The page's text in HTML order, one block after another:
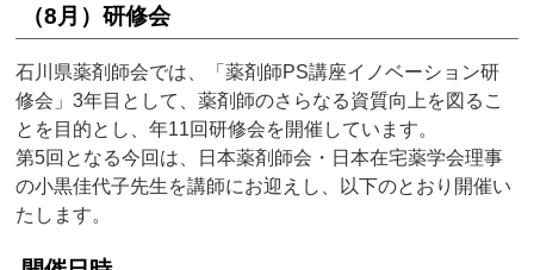
（8月）研修会
石川県薬剤師会では、「薬剤師PS講座イノベーション研
修会」3年目として、薬剤師のさらなる資質向上を図るこ
とを目的とし、年11回研修会を開催しています。
第5回となる今回は、日本薬剤師会・日本在宅薬学会理事
の小黒佳代子先生を講師にお迎えし、以下のとおり開催い
たします。